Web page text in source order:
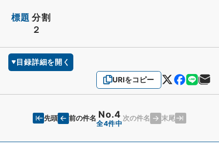
標題 分割
２
目録詳細を開く
URIをコピー
先頭 前の件名 No.4
全4件中
次の件名 末尾